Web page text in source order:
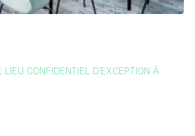
CONFIDENTIEL D'EXCEPTION À